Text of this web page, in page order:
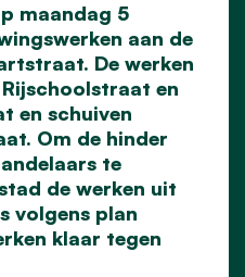
maandag 5
aan de
De werken
en
en schuiven
Om de hinder
te
de werken uit
volgens plan
klaar tegen